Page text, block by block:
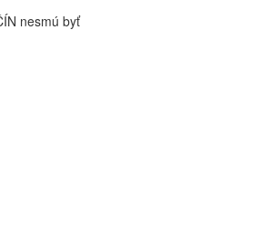
nesmú byť